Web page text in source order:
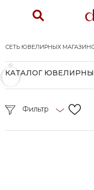
СЕТЬ ЮВЕЛИРНЫХ
КАТАЛОГ
Фильтр